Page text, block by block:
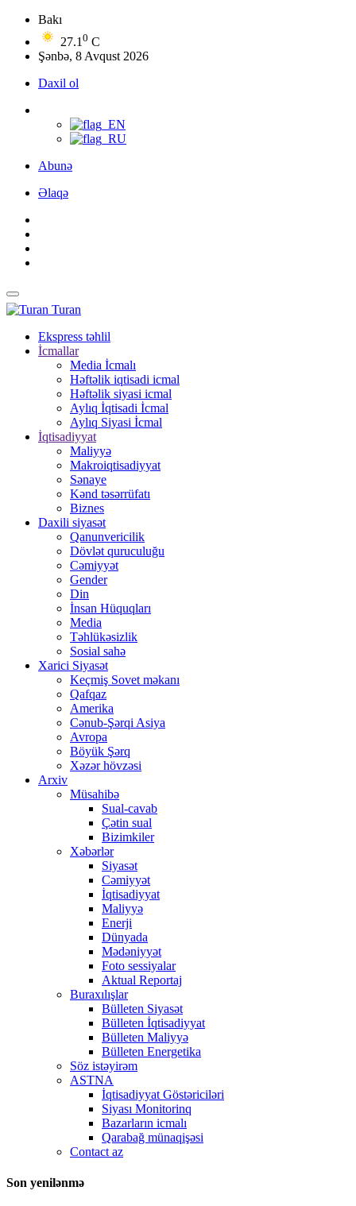
Bakı
27.1 0 C
Şənbə, 8 Avqust 2026
Daxil ol
Abunə
Əlaqə
Turan
Ekspress təhlil
İcmallar
Media İcmalı
Həftəlik iqtisadi icmal
Həftəlik siyasi icmal
Aylıq İqtisadi İcmal
Aylıq Siyasi İcmal
İqtisadiyyat
Maliyyə
Makroiqtisadiyyat
Sənaye
Kənd təsərrüfatı
Biznes
Daxili siyasət
Qanunvericilik
Dövlət quruculuğu
Cəmiyyət
Gender
Din
İnsan Hüquqları
Media
Təhlükəsizlik
Sosial sahə
Xarici Siyasət
Keçmiş Sovet məkanı
Qafqaz
Amerika
Cənub-Şərqi Asiya
Avropa
Böyük Şərq
Xəzər hövzəsi
Arxiv
Müsahibə
Sual-cavab
Çətin sual
Bizimkiler
Xəbərlər
Siyasət
Cəmiyyət
İqtisadiyyat
Maliyyə
Enerji
Dünyada
Mədəniyyət
Foto sessiyalar
Aktual Reportaj
Buraxılışlar
Bülleten Siyasət
Bülleten İqtisadiyyat
Bülleten Maliyyə
Bülleten Energetika
Söz istəyirəm
ASTNA
İqtisadiyyat Göstəriciləri
Siyası Monitorinq
Bazarların icmalı
Qarabağ münaqişəsi
Contact az
Son yenilənmə